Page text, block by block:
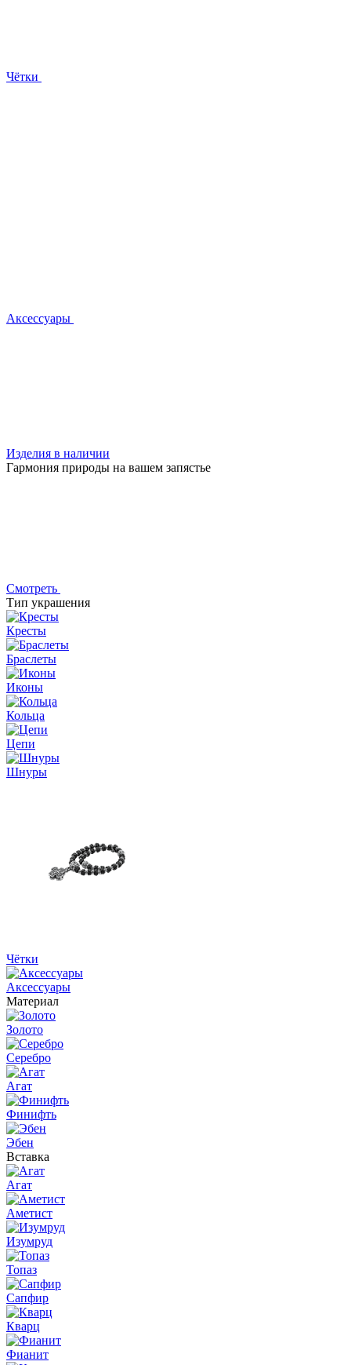
Чётки
Аксессуары
Изделия в наличии
Гармония природы на вашем запястье
Смотреть
Тип украшения
Кресты
Браслеты
Иконы
Кольца
Цепи
Шнуры
Чётки
Аксессуары
Материал
Золото
Серебро
Агат
Финифть
Эбен
Вставка
Агат
Аметист
Изумруд
Топаз
Сапфир
Кварц
Фианит